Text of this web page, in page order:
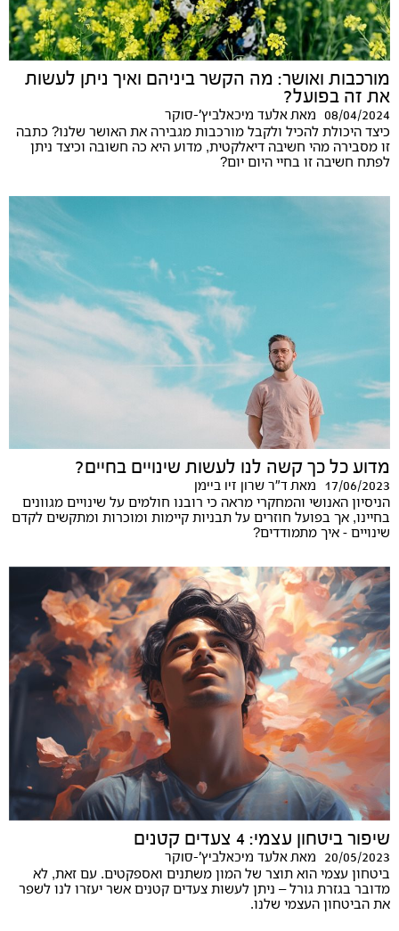
מורכבות ואושר: מה הקשר ביניהם ואיך ניתן לעשות
את זה בפועל?
08/04/2024 מאת אלעד מיכאלביץ'-סוקר
כיצד היכולת להכיל ולקבל מורכבות מגבירה את האושר שלנו? כתבה
זו מסבירה מהי חשיבה דיאלקטית, מדוע היא כה חשובה וכיצד ניתן
לפתח חשיבה זו בחיי היום יום?
מדוע כל כך קשה לנו לעשות שינויים בחיים?
17/06/2023 מאתד"ר שרון זיו ביימן
הניסיון האנושי והמחקרי מראה כי רובנו חולמים על שינויים מגוונים
בחיינו, אך בפועל חוזרים על תבניות קיימות ומוכרות ומתקשים לקדם
שינויים - איך מתמודדים?
שיפור ביטחון עצמי: 4 צעדים קטנים
20/05/2023 מאתאלעד מיכאלביץ'-סוקר
ביטחון עצמי הוא תוצר של המון משתנים ואספקטים. עם זאת, לא
מדובר בגזרת גורל – ניתן לעשות צעדים קטנים אשר יעזרו לנו לשפר
את הביטחון העצמי שלנו.